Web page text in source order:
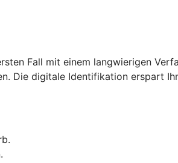
Fall mit einem langwierigen
Die digitale Identifikation erspart